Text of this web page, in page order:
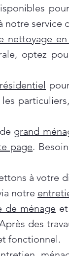
notre service
nettoyage
optez
grand
page.
à votre
notre
de ménage
des
fonctionnel.